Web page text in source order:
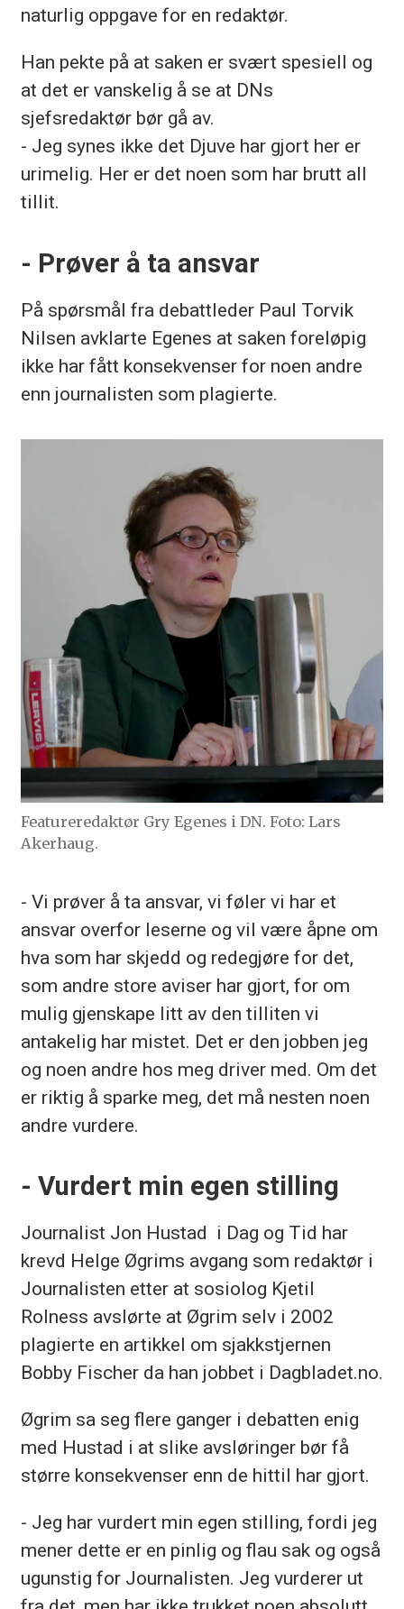
naturlig oppgave for en redaktør.
Han pekte på at saken er svært spesiell og
at det er vanskelig å se at DNs
sjefsredaktør bør gå av.
- Jeg synes ikke det Djuve har gjort her er
urimelig. Her er det noen som har brutt all
tillit.
- Prøver å ta ansvar
På spørsmål fra debattleder Paul Torvik
Nilsen avklarte Egenes at saken foreløpig
ikke har fått konsekvenser for noen andre
enn journalisten som plagierte.
Featureredaktør Gry Egenes i DN. Foto: Lars
Akerhaug.
- Vi prøver å ta ansvar, vi føler vi har et
ansvar overfor leserne og vil være åpne om
hva som har skjedd og redegjøre for det,
som andre store aviser har gjort, for om
mulig gjenskape litt av den tilliten vi
antakelig har mistet. Det er den jobben jeg
og noen andre hos meg driver med. Om det
er riktig å sparke meg, det må nesten noen
andre vurdere.
- Vurdert min egen stilling
Journalist Jon Hustad i Dag og Tid har
krevd Helge Øgrims avgang som redaktør i
Journalisten etter at sosiolog Kjetil
Rolness avslørte at Øgrim selv i 2002
plagierte en artikkel om sjakkstjernen
Bobby Fischer da han jobbet i Dagbladet.no.
Øgrim sa seg flere ganger i debatten enig
med Hustad i at slike avsløringer bør få
større konsekvenser enn de hittil har gjort.
- Jeg har vurdert min egen stilling, fordi jeg
mener dette er en pinlig og flau sak og også
ugunstig for Journalisten. Jeg vurderer ut